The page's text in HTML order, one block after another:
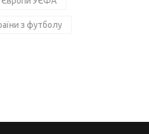
з футболу